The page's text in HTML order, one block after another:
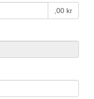
,00 kr